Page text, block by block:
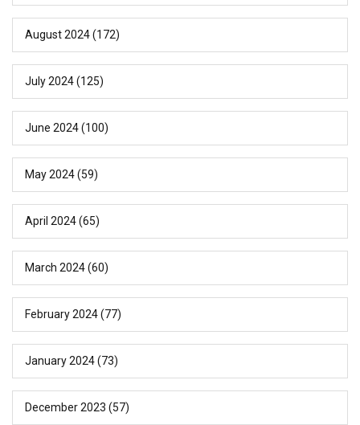
August 2024(172)
July 2024(125)
June 2024(100)
May 2024(59)
April 2024(65)
March 2024(60)
February 2024(77)
January 2024(73)
December 2023 (57)